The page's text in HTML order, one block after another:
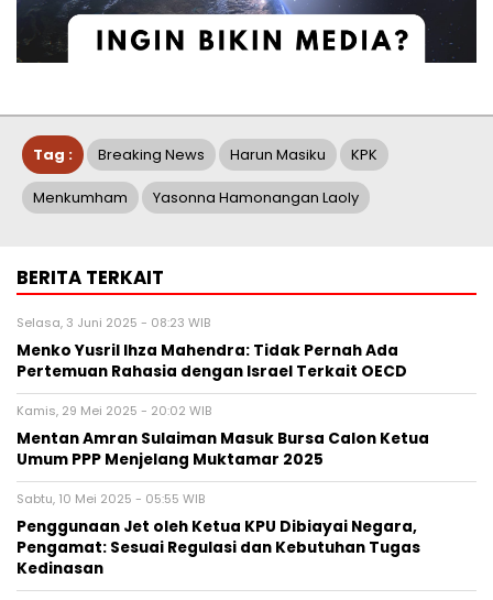
Tag : Breaking News Harun Masiku KPK
Menkumham Yasonna Hamonangan Laoly
BERITA TERKAIT
Selasa, 3 Juni 2025 - 08:23 WIB
Menko Yusril Ihza Mahendra: Tidak Pernah Ada
Pertemuan Rahasia dengan Israel Terkait OECD
Kamis, 29 Mei 2025 - 20:02 WIB
Mentan Amran Sulaiman Masuk Bursa Calon Ketua
Umum PPP Menjelang Muktamar 2025
Sabtu, 10 Mei 2025 - 05:55 WIB
Penggunaan Jet oleh Ketua KPU Dibiayai Negara,
Pengamat: Sesuai Regulasi dan Kebutuhan Tugas
Kedinasan